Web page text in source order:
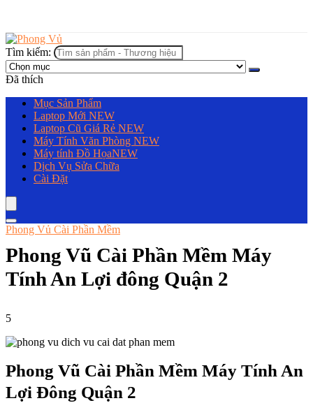
Tìm kiếm:
Đã thích
Mục Sản Phẩm
Laptop Mới NEW
Laptop Cũ Giá Rẻ NEW
Máy Tính Văn Phòng NEW
Máy tính Đồ HọaNEW
Dịch Vụ Sửa Chữa
Cài Đặt
Phong Vủ Cài Phần Mềm
Phong Vũ Cài Phần Mềm Máy
Tính An Lợi đông Quận 2
5
Phong Vũ Cài Phần Mềm Máy Tính An
Lợi Đông Quận 2